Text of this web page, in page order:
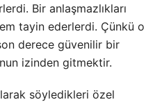
Bir anlaşmazlıkları
tayin ederlerdi. Çünkü o
derece güvenilir bir
izinden gitmektir.
söyledikleri özel